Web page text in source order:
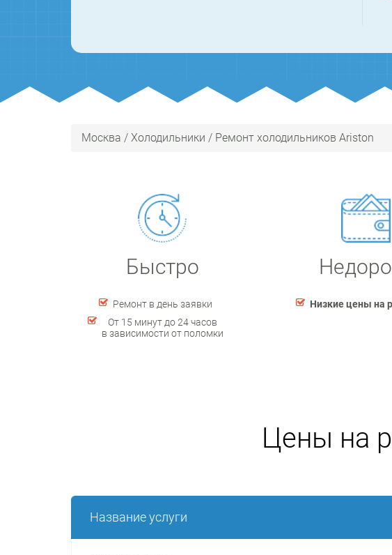
Москва / Холодильники / Ремонт холодильников Ariston
Быстро
Ремонт в день заявки
От 15 минут до 24 часов
в зависимости от поломки
Низкие цены на
Цены на
Название услуги